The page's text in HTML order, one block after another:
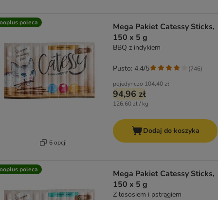
poleca
6 opcji
Mega Pakiet Catessy Sticks,
150 x 5 g
BBQ z indykiem
pojedynczo 104,40 zł
94,96 zł
126,60 zł / kg
Pusto: 4.4/5 (746)
Dodaj do koszyka
poleca
Mega Pakiet Catessy Sticks,
150 x 5 g
Z łososiem i pstrągiem